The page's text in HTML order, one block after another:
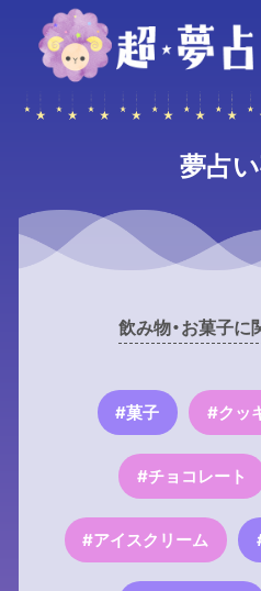
夢占
飲み物・お菓子に
#菓子 #クッ
#チョコレート
#アイスクリーム